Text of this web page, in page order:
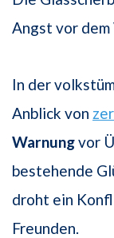
Angst vor dem
In der
Anblick von
Warnungvor
bestehende
droht ein
Freunden.